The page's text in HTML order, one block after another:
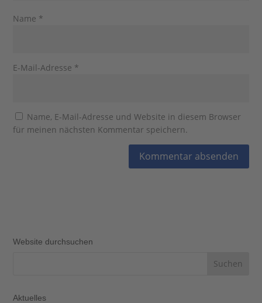
Name *
E-Mail-Adresse *
Name, E-Mail-Adresse und Website in diesem Browser
für meinen nächsten Kommentar speichern.
Website durchsuchen
Aktuelles